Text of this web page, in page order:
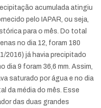
acumulada atingiu
pelo IAPAR, ou seja,
para o mês. Do total
no dia 12, foram 180
2016) já havia precipitado
dia 9 foram 36,6 mm. Assim,
saturado por água e no dia
da média do mês. Esse
das duas grandes